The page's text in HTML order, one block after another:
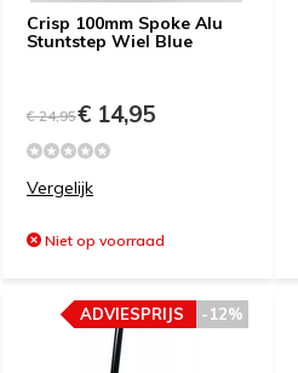
Crisp 100mm Spoke Alu
Stuntstep Wiel Blue
€ 24,95€ 14,95
Vergelijk
Niet op voorraad
-12%
ADVIESPRIJS